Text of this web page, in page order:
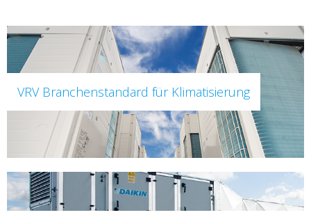
VRV Branchenstandard für Klimatisierung